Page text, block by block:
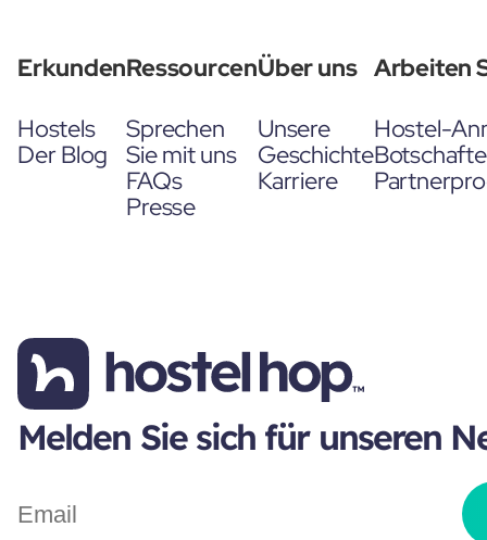
Erkunden
Hostels
Der Blog
Ressourcen
Sprechen
Sie mit uns
FAQs
Presse
Über uns
Unsere
Geschichte
Karriere
Arbeiten
Hostel-
Melden Sie sich für unseren